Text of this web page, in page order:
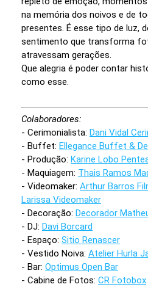
na memória dos noivos e de
presentes. É esse tipo de luz,
sentimento que transforma
atravessam gerações.
Que alegria é poder contar
como esse.
Colaboradores:
- Cerimonialista: Dani Vidal
- Buffet: Ellegance Buffet &
- Produção: Karine Lobo
- Maquiagem: Thais Ramos
- Videomaker: Arthur Barros
Larissa Videomaker
- Decoração: Decorador
- DJ: Davi Borcard
- Espaço: Sitio Renascer
- Vestido Noiva: Atelier Hurla
- Bar: Optimus Open Bar
- Cabine de Fotos: CR Fotobox